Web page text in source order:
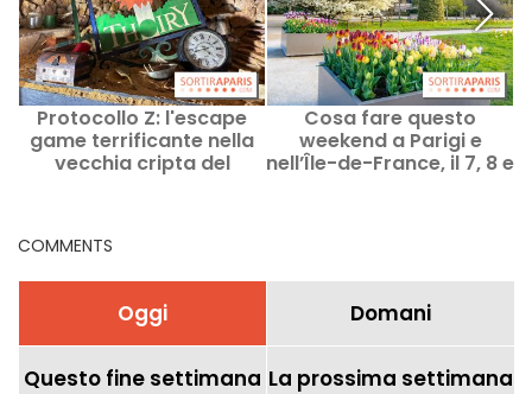
Protocollo Z: l'escape
game terrificante nella
vecchia cripta del
Cosa fare questo
weekend a Parigi e
nell’Île-de-France, il 7, 8 e
COMMENTS
Oggi Domani
Questo fine settimana La prossima settimana